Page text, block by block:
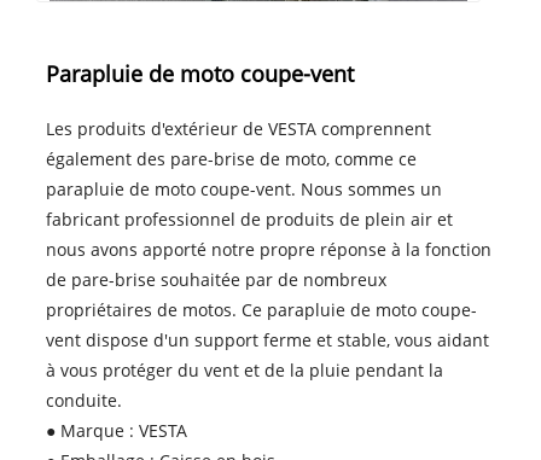
Parapluie de moto coupe-vent
Les produits d'extérieur de VESTA comprennent
également des pare-brise de moto, comme ce
parapluie de moto coupe-vent. Nous sommes un
fabricant professionnel de produits de plein air et
nous avons apporté notre propre réponse à la fonction
de pare-brise souhaitée par de nombreux
propriétaires de motos. Ce parapluie de moto coupe-
vent dispose d'un support ferme et stable, vous aidant
à vous protéger du vent et de la pluie pendant la
conduite.
● Marque : VESTA